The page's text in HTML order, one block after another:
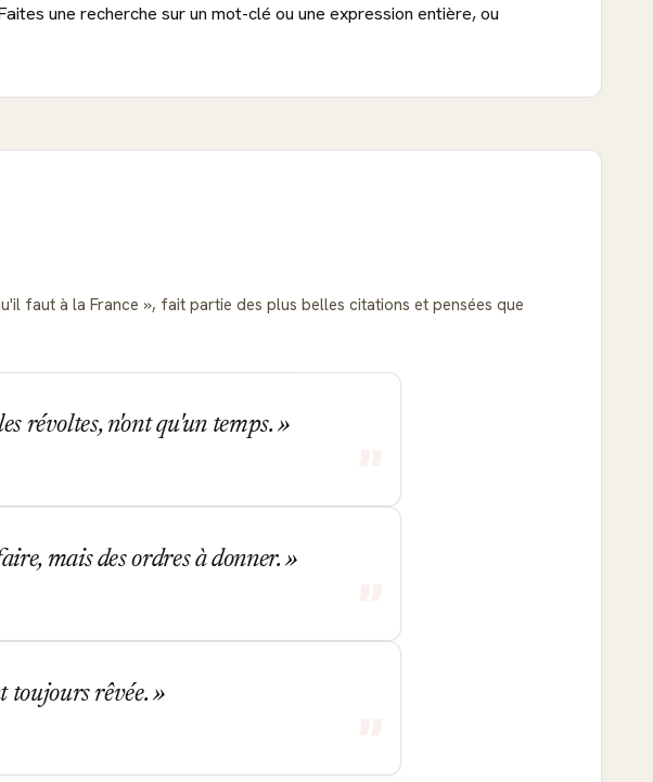
une recherche sur un mot-clé ou une expression entière, ou
faut à la France
, fait partie des plus belles citations et pensées que
révoltes, n'ont qu'un temps.
mais des ordres à donner.
toujours rêvée.